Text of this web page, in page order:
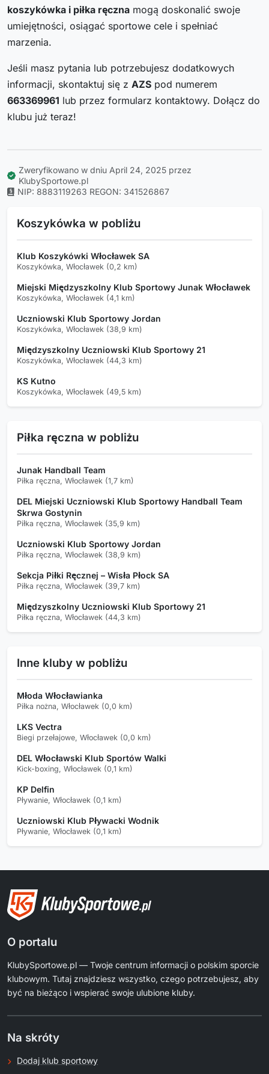
koszykówka i piłka ręczna mogą doskonalić swoje
umiejętności, osiągać sportowe cele i spełniać
marzenia.
Jeśli masz pytania lub potrzebujesz dodatkowych
informacji, skontaktuj się z AZS pod numerem
663369961 lub przez formularz kontaktowy. Dołącz do
klubu już teraz!
Zweryfikowano w dniu April 24, 2025 przez
KlubySportowe.pl
NIP: 8883119263 REGON: 341526867
Koszykówka w pobliżu
Klub Koszykówki Włocławek SA
Koszykówka, Włocławek (0,2 km)
Miejski Międzyszkolny Klub Sportowy Junak Włocławek
Koszykówka, Włocławek (4,1 km)
Uczniowski Klub Sportowy Jordan
Koszykówka, Włocławek (38,9 km)
Międzyszkolny Uczniowski Klub Sportowy 21
Koszykówka, Włocławek (44,3 km)
KS Kutno
Koszykówka, Włocławek (49,5 km)
Piłka ręczna w pobliżu
Junak Handball Team
Piłka ręczna, Włocławek (1,7 km)
DEL Miejski Uczniowski Klub Sportowy Handball Team
Skrwa Gostynin
Piłka ręczna, Włocławek (35,9 km)
Uczniowski Klub Sportowy Jordan
Piłka ręczna, Włocławek (38,9 km)
Sekcja Piłki Ręcznej – Wisła Płock SA
Piłka ręczna, Włocławek (39,7 km)
Międzyszkolny Uczniowski Klub Sportowy 21
Piłka ręczna, Włocławek (44,3 km)
Inne kluby w pobliżu
Młoda Włocławianka
Piłka nożna, Włocławek (0,0 km)
LKS Vectra
Biegi przełajowe, Włocławek (0,0 km)
DEL Włocławski Klub Sportów Walki
Kick-boxing, Włocławek (0,1 km)
KP Delfin
Pływanie, Włocławek (0,1 km)
Uczniowski Klub Pływacki Wodnik
Pływanie, Włocławek (0,1 km)
O portalu
KlubySportowe.pl — Twoje centrum informacji o polskim sporcie
klubowym. Tutaj znajdziesz wszystko, czego potrzebujesz, aby
być na bieżąco i wspierać swoje ulubione kluby.
Na skróty
Dodaj klub sportowy